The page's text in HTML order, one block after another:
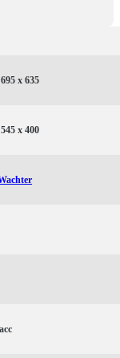
x 635
x 400